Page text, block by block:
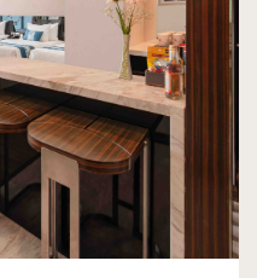
스 타월 및 현관 매
량 및 인원 기준 사